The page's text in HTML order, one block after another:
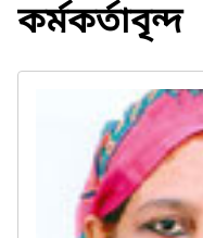
কর্মকর্তাবৃন্দ